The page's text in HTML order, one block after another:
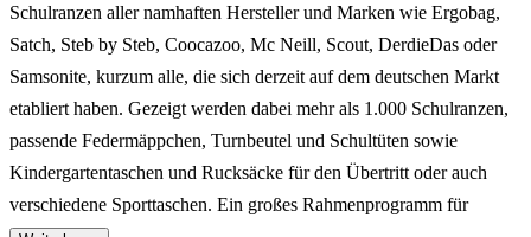
Schulranzen aller namhaften Hersteller und Marken wie Ergobag,
Satch, Steb by Steb, Coocazoo, Mc Neill, Scout, DerdieDas oder
Samsonite, kurzum alle, die sich derzeit auf dem deutschen Markt
etabliert haben. Gezeigt werden dabei mehr als 1.000 Schulranzen,
passende Federmäppchen, Turnbeutel und Schultüten sowie
Kindergartentaschen und Rucksäcke für den Übertritt oder auch
verschiedene Sporttaschen. Ein großes Rahmenprogramm für